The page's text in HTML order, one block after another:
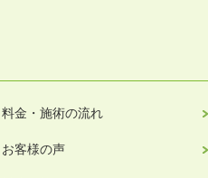
料金・施術の流れ
お客様の声